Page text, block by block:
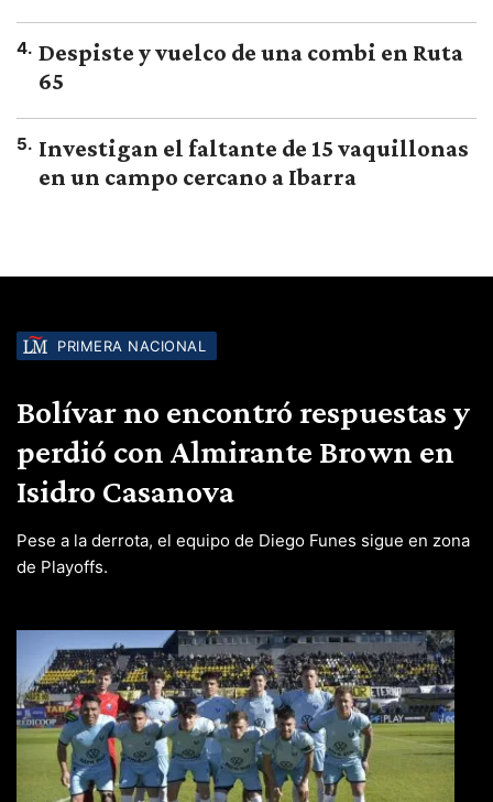
4. Despiste y vuelco de una combi en Ruta
65
5. Investigan el faltante de 15 vaquillonas
en un campo cercano a Ibarra
PRIMERA NACIONAL
Bolívar no encontró respuestas y
perdió con Almirante Brown en
Isidro Casanova
Pese a la derrota, el equipo de Diego Funes sigue en zona
de Playoffs.